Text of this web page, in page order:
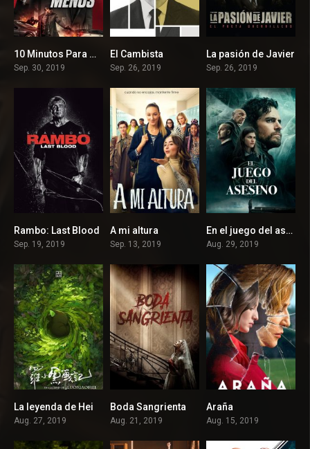
3.6
10 Minutos Para Morir
Sep. 30, 2019
El Cambista
Sep. 26, 2019
6.6
La pasión de Javier
Sep. 26, 2019
6.1
Rambo: Last Blood
Sep. 19, 2019
A mi altura
Sep. 13, 2019
5.9En el juego del asesino
Aug. 29, 2019
7.3
La leyenda de Hei
Aug. 27, 2019
6.9
Boda Sangrienta
Aug. 21, 2019
Araña
Aug. 15, 2019